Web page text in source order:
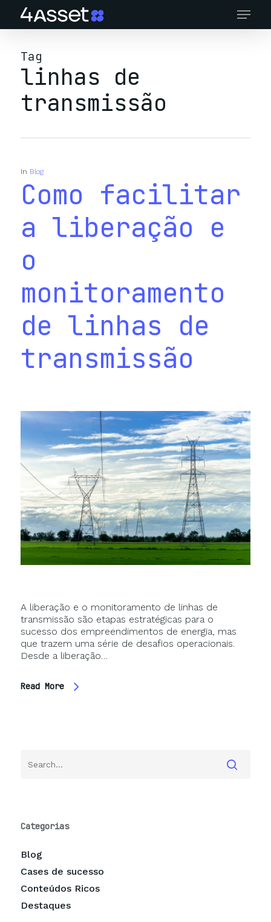
main
Menu
Tag
linhas de
transmissão
In Blog
Como facilitar
a liberação e
o
monitoramento
de linhas de
transmissão
A liberação e o monitoramento de linhas de
transmissão são etapas estratégicas para o
sucesso dos empreendimentos de energia, mas
que trazem uma série de desafios operacionais.
Desde a liberação…
Read More
Categorias
Blog
Cases de sucesso
Conteúdos Ricos
Destaques